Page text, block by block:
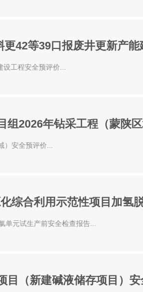
42等39口报废井更新产
工程安全预评价...
2026年钻采工程（蒙陕
安全预评价...
综合利用示范性项目加氢
元试生产前安全检查报告...
（新建碱液储存项目）